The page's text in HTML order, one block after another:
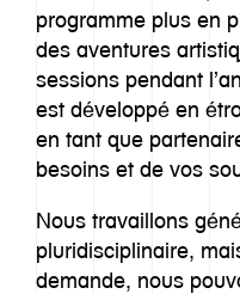
programme plus en
des aventures
sessions pendant
est développé en
en tant que
besoins et de vos
Nous travaillons
pluridisciplinaire,
demande, nous